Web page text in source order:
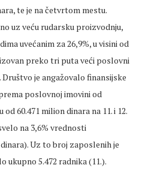
te je na četvrtom mestu.
uz veću rudarsku proizvodnju,
uvećanim za 26,9%, u visini od
preko tri puta veći poslovni
je angažovalo finansijske
poslovnoj imovini od
60.471 milion dinara na 11. i 12.
na 3,6% vrednosti
Uz to broj zaposlenih je
ukupno 5.472 radnika (11.).